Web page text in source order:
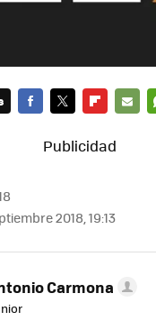
MAIL
2018, 19:13
Carmona